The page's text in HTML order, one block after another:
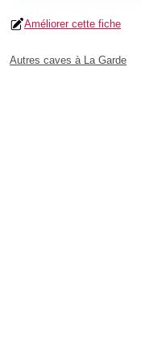
Améliorer cette fiche
Autres caves à La Garde